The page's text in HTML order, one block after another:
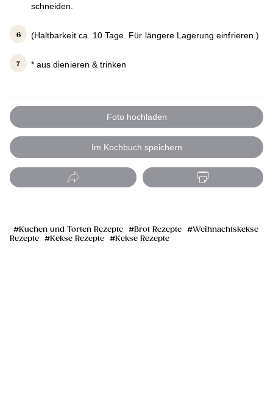
schneiden.
(Haltbarkeit ca. 10 Tage. Für längere Lagerung einfrieren.)
* aus dienieren & trinken
Foto hochladen
Im Kochbuch speichern
Kuchen und Torten Rezepte Brot Rezepte
Weihnachtskekse
Rezepte
Kekse Rezepte Kekse Rezepte